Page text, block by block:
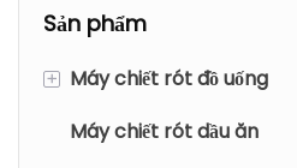
Sản phẩm
+ Máy chiết rót đồ uống
Máy chiết rót nước
Máy chiết rót dầu ăn